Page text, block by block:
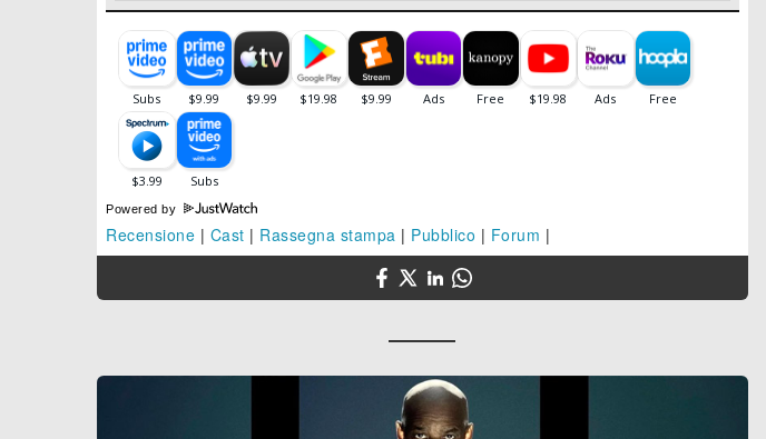
Powered by
Recensione | Cast | Rassegna stampa | Pubblico | Forum |